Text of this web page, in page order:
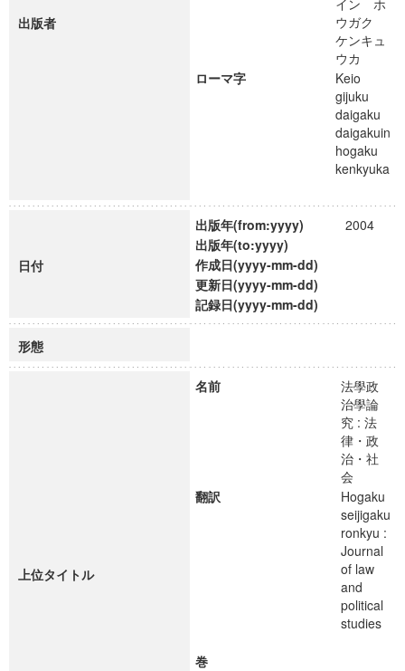
出版者
イン ホ
ウガク
ケンキュ
ウカ
ローマ字
Keio
gijuku
daigaku
daigakuin
hogaku
kenkyuka
日付
出版年(from:yyyy)
2004
出版年(to:yyyy)
作成日(yyyy-mm-dd)
更新日(yyyy-mm-dd)
記録日(yyyy-mm-dd)
形態
上位タイトル
名前
法學政
治學論
究 : 法
律・政
治・社
会
翻訳
Hogaku
seijigaku
ronkyu :
Journal
of law
and
political
studies
巻